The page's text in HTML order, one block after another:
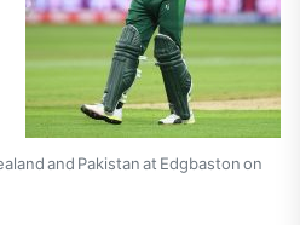
and Pakistan at Edgbaston on